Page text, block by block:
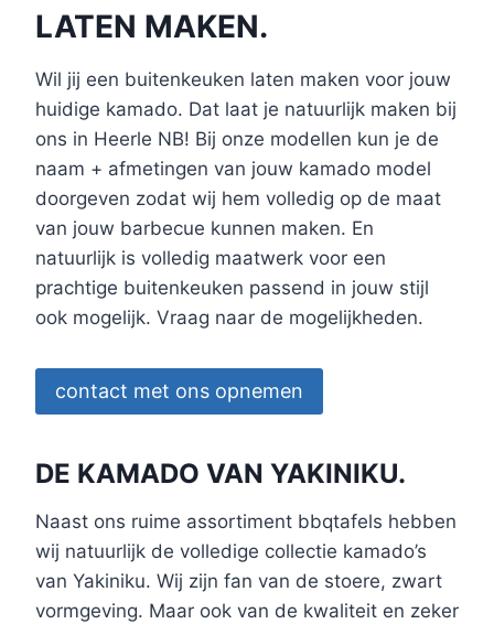
LATEN MAKEN.
Wil jij een buitenkeuken laten maken voor jouw
huidige kamado. Dat laat je natuurlijk maken bij
ons in Heerle NB! Bij onze modellen kun je de
naam + afmetingen van jouw kamado model
doorgeven zodat wij hem volledig op de maat
van jouw barbecue kunnen maken. En
natuurlijk is volledig maatwerk voor een
prachtige buitenkeuken passend in jouw stijl
ook mogelijk. Vraag naar de mogelijkheden.
contact met ons opnemen
DE KAMADO VAN YAKINIKU.
Naast ons ruime assortiment bbqtafels hebben
wij natuurlijk de volledige collectie kamado’s
van Yakiniku. Wij zijn fan van de stoere, zwart
vormgeving. Maar ook van de kwaliteit en zeker